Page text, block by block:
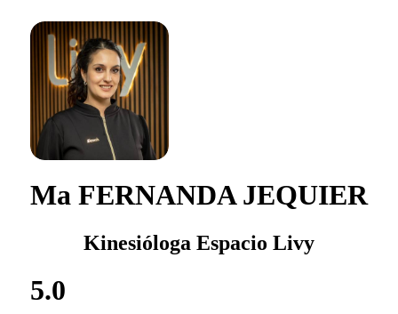
Ma FERNANDA JEQUIER
Kinesióloga Espacio Livy
5.0